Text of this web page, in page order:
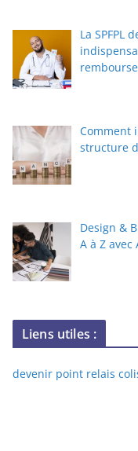
La SPFPL
Comment
structure
Design &
A à Z avec
Liens utiles :
devenir point relais